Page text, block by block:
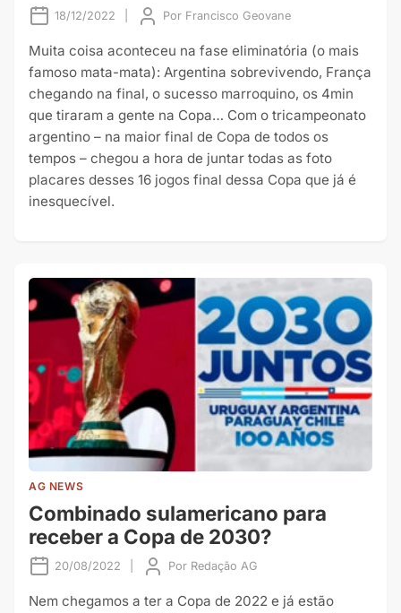
18/12/2022 Por Francisco Geovane
Muita coisa aconteceu na fase eliminatória (o mais
famoso mata-mata): Argentina sobrevivendo, França
chegando na final, o sucesso marroquino, os 4min
que tiraram a gente na Copa… Com o tricampeonato
argentino – na maior final de Copa de todos os
tempos – chegou a hora de juntar todas as foto
placares desses 16 jogos final dessa Copa que já é
inesquecível.
AG NEWS
Combinado sulamericano para
receber a Copa de 2030?
20/08/2022 Por Redação AG
Nem chegamos a ter a Copa de 2022 e já estão